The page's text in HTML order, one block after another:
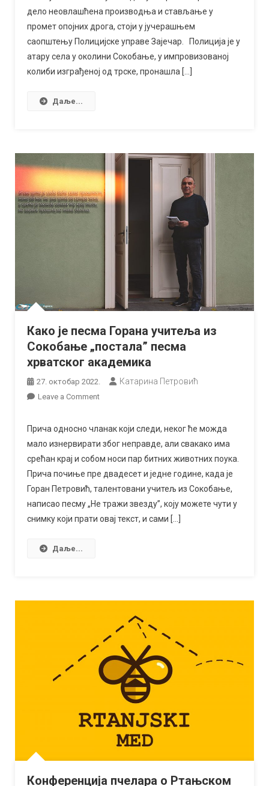
околини
Сокобање
дело неовлашћена производња и стављање у
промет опојних дрога, стоји у јучерашњем
саопштењу Полицијске управе Зајечар. Полиција је у
атару села у околини Сокобање, у импровизованој
колиби изграђеној од трске, пронашла […]
Даље...
Како је песма Горана учитеља из
Сокобање „постала” песма
хрватског академика
27. октобар 2022. Катарина Петровић
Leave a Commenton
песма
из
Сокобање
„постала”
песма
Прича односно чланак који следи, неког ће можда
мало изнервирати због неправде, али свакако има
срећан крај и собом носи пар битних животних поука.
Прича почиње пре двадесет и једне године, када је
Горан Петровић, талентовани учитељ из Сокобање,
написао песму „Не тражи звезду”, коју можете чути у
снимку који прати овај текст, и сами […]
Даље...
Конференција пчелара о Ртањском